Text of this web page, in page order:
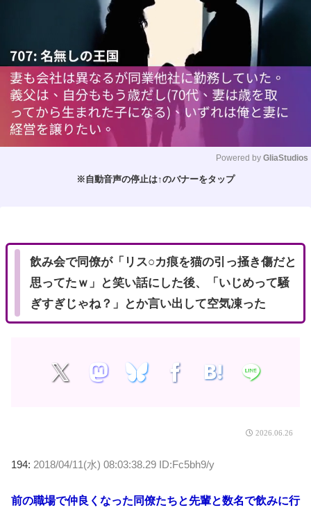
Powered by GliaStudios
※自動音声の停止は↑のバナーをタップ
飲み会で同僚が「リス○カ痕を猫の引っ掻き傷だと
思ってたｗ」と笑い話にした後、「いじめって騒
ぎすぎじゃね？」とか言い出して空気凍った
2026.06.26
194: 2018/04/11(水) 08:03:38.29 ID:Fc5bh9/y
前の職場で仲良くなった同僚たちと先輩と数名で飲みに行